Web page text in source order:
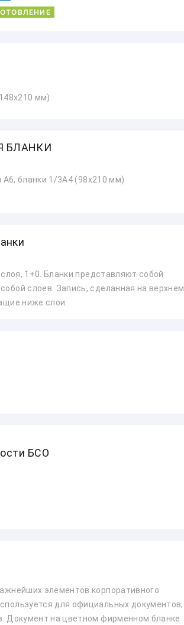
мм)
БЛАНКИ
А6, бланки 1/3А4 (98x210 мм)
1+0. Бланки представляют собой
слоев. Запись, сделанная на верхнем
ниже слои.
БСО
элементов корпоративного
для официальных документов,
Документ на цветном фирменном бланке